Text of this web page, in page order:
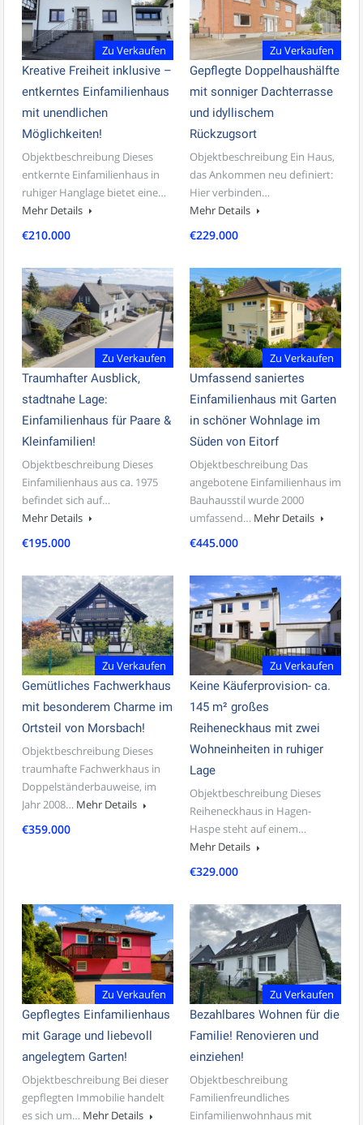
Zu Verkaufen
Kreative Freiheit inklusive –
entkerntes Einfamilienhaus
mit unendlichen
Möglichkeiten!
Objektbeschreibung Dieses
entkernte Einfamilienhaus in
ruhiger Hanglage bietet eine…
Mehr Details
€210.000
Zu Verkaufen
Gepflegte Doppelhaushälfte
mit sonniger Dachterrasse
und idyllischem
Rückzugsort
Objektbeschreibung Ein Haus,
das Ankommen neu definiert:
Hier verbinden…
Mehr Details
€229.000
Zu Verkaufen
Traumhafter Ausblick,
stadtnahe Lage:
Einfamilienhaus für Paare &
Kleinfamilien!
Objektbeschreibung Dieses
Einfamilienhaus aus ca. 1975
befindet sich auf…
Mehr Details
€195.000
Zu Verkaufen
Umfassend saniertes
Einfamilienhaus mit Garten
in schöner Wohnlage im
Süden von Eitorf
Objektbeschreibung Das
angebotene Einfamilienhaus im
Bauhausstil wurde 2000
umfassend… Mehr Details
€445.000
Zu Verkaufen
Gemütliches Fachwerkhaus
mit besonderem Charme im
Ortsteil von Morsbach!
Objektbeschreibung Dieses
traumhafte Fachwerkhaus in
Doppelständerbauweise, im
Jahr 2008… Mehr Details
€359.000
Zu Verkaufen
Keine Käuferprovision- ca.
145 m² großes
Reiheneckhaus mit zwei
Wohneinheiten in ruhiger
Lage
Objektbeschreibung Dieses
Reiheneckhaus in Hagen-
Haspe steht auf einem…
Mehr Details
€329.000
Zu Verkaufen
Gepflegtes Einfamilienhaus
mit Garage und liebevoll
angelegtem Garten!
Objektbeschreibung Bei dieser
gepflegten Immobilie handelt
es sich um… Mehr Details
Zu Verkaufen
Bezahlbares Wohnen für die
Familie! Renovieren und
einziehen!
Objektbeschreibung
Familienfreundliches
Einfamilienwohnhaus mit